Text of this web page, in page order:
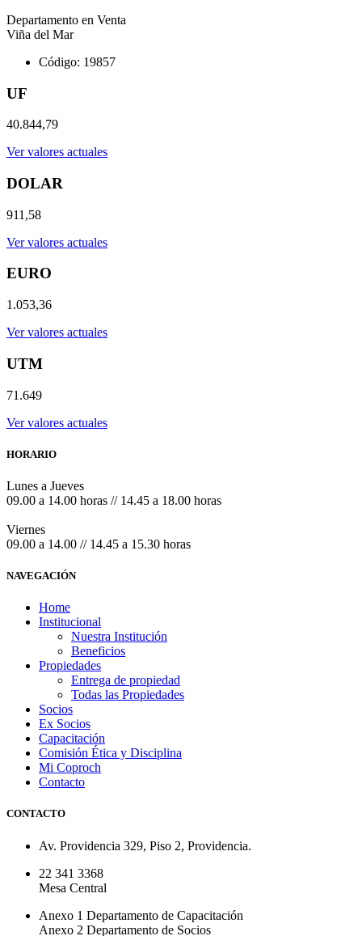
Departamento en Venta
Viña del Mar
Código: 19857
UF
40.844,79
Ver valores actuales
DOLAR
911,58
Ver valores actuales
EURO
1.053,36
Ver valores actuales
UTM
71.649
Ver valores actuales
HORARIO
Lunes a Jueves
09.00 a 14.00 horas // 14.45 a 18.00 horas
Viernes
09.00 a 14.00 // 14.45 a 15.30 horas
NAVEGACIÓN
Home
Institucional
Nuestra Institución
Beneficios
Propiedades
Entrega de propiedad
Todas las Propiedades
Socios
Ex Socios
Capacitación
Comisión Ética y Disciplina
Mi Coproch
Contacto
CONTACTO
Av. Providencia 329, Piso 2, Providencia.
22 341 3368
Mesa Central
Anexo 1 Departamento de Capacitación
Anexo 2 Departamento de Socios